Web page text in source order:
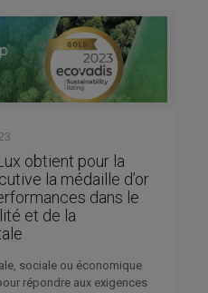
obtient pour la
la médaille d’or
dans le
et de la
sociale ou économique
répondre aux exigences